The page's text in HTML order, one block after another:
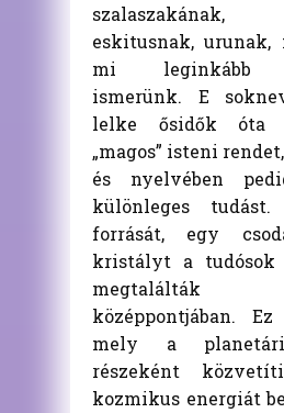
szalaszakának,
eskitusnak, urunak,
mi leginkább
ismerünk. E
lelke ősidők óta
„magos” isteni
és nyelvében
különleges
forrását, egy
kristályt a
megtalálták
középpontjában.
mely a
részeként
kozmikus energiát